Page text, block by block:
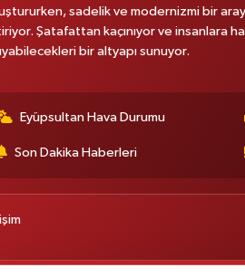
sadelik ve modernizmi bir
Şatafattan kaçınıyor ve insanlara
bir altyapı sunuyor.
Eyüpsultan Hava Durumu
Son Dakika Haberleri